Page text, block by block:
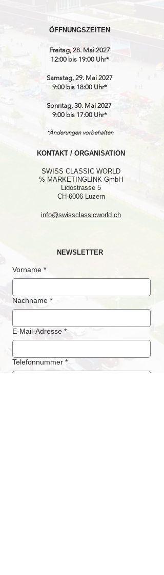
ÖFFNUNGSZEITEN
Freitag, 28. Mai 2027
12:00 bis 19:00 Uhr*
Samstag, 29. Mai 2027
9:00 bis 18:00 Uhr*
Sonntag, 30. Mai 2027
9:00 bis 17:00 Uhr*
*Änderungen vorbehalten
KONTAKT / ORGANISATION
SWISS CLASSIC WORLD
℅ MARKETINGLINK GmbH
Lidostrasse 5
CH-6006 Luzern
info@swissclassicworld.ch
NEWSLETTER
Vorname *
Nachname *
E-Mail-Adresse *
Telefonnummer *